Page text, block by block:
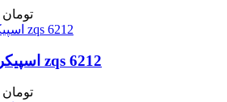
1,490,000 تومان
اسپیکر قابل حمل 13 اینچی zqs 6212
2,200,000 تومان